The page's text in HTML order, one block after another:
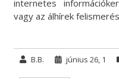
internetes
vagy az álhírek
B.B. június 26, 1